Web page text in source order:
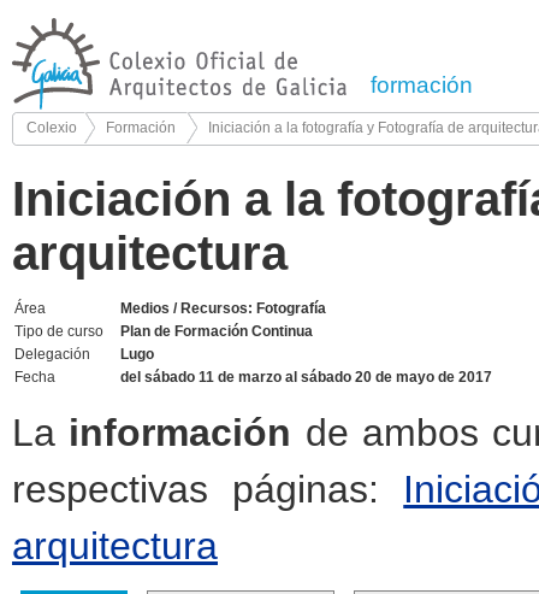
formación
Colexio Formación Iniciación a la fotografía y Fotografía de
Iniciación a la
arquitectura
Área
Medios / Recursos: Fotografía
Tipo de curso
Plan de Formación Continua
Delegación
Lugo
Fecha
del sábado 11 de marzo al sábado 20 de mayo de 2017
La información de ambos
respectivas páginas:
arquitectura